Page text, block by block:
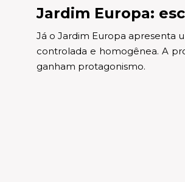
Jardim Europa:
Já o Jardim Europa apresenta
controlada e homogênea. A
ganham protagonismo.